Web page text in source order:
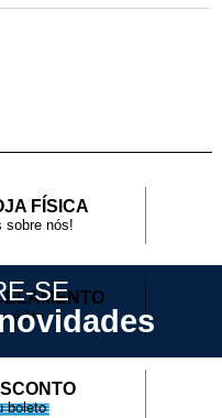
FÍSICA
sobre nós!
boleto
SE